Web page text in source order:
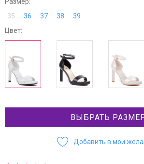
35
36 37 38
39
Цвет:
ВЫБРАТЬ
Добавить в мои